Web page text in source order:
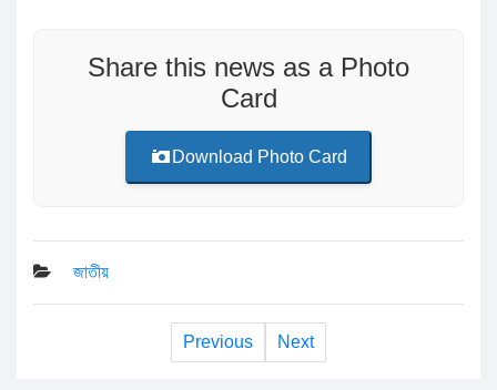
Share this news as a Photo
Card
Download Photo Card
জাতীয়
Previous Next